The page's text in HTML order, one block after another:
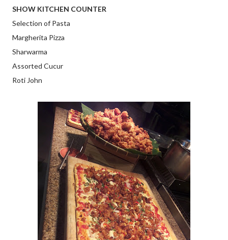
SHOW KITCHEN COUNTER
Selection of Pasta
Margherita Pizza
Sharwarma
Assorted Cucur
Roti John